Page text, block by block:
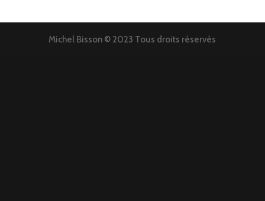
Michel Bisson © 2023 Tous droits réservés